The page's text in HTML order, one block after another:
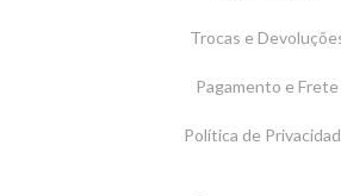
Trocas e
Pagamento e Frete
Política de